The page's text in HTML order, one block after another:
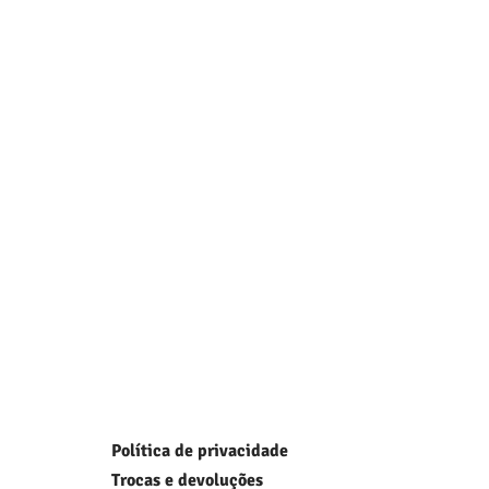
Política de privacidade
Trocas e devoluções